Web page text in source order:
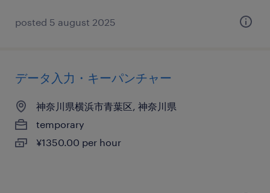
posted 5 august 2025
データ入力・キーパンチャー
神奈川県横浜市青葉区, 神奈川県
temporary
¥1350.00 per hour